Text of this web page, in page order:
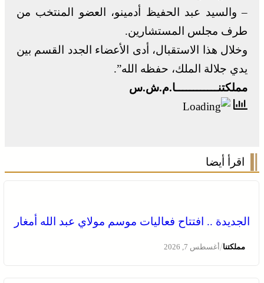
– والسيد عبد الحفيظ أدمينو، العضو المنتخب من
طرف مجلس المستشارين.
وخلال هذا الاستقبال، أدى الأعضاء الجدد القسم بين
يدي جلالة الملك، حفظه الله”.
مملكتنــــــــــــا.م.ش.س
اقرأ أيضا
الجديدة .. افتتاح فعاليات موسم مولاي عبد الله أمغار
مملكتنا/أغسطس 7, 2026